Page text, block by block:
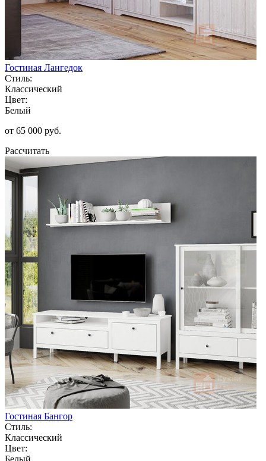
Гостиная Лангедок
Стиль:
Классический
Цвет:
Белый
от 65 000 руб.
Рассчитать
Гостиная Бангор
Стиль:
Классический
Цвет:
Белый